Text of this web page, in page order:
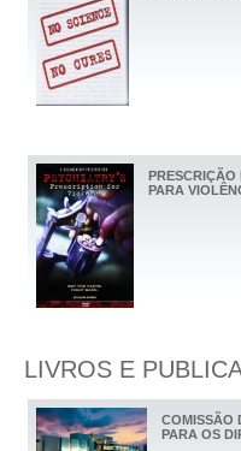
PRESCRIÇÃO
PARA
LIVROS E
COMISSÃO
PARA OS